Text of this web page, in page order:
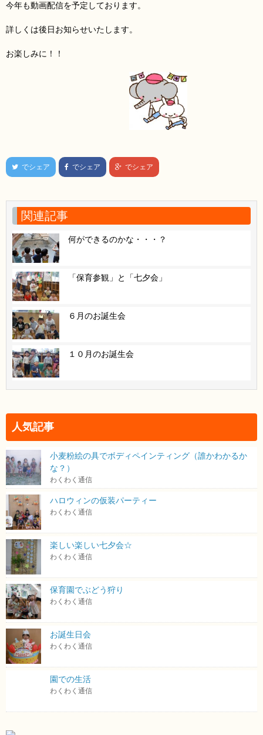
今年も動画配信を予定しております。
詳しくは後日お知らせいたします。
お楽しみに！！
でシェア でシェア でシェア
関連記事
何ができるのかな・・・？
「保育参観」と「七夕会」
６月のお誕生会
１０月のお誕生会
人気記事
小麦粉絵の具でボディペインティング（誰かわかるか
な？）
わくわく通信
ハロウィンの仮装パーティー
わくわく通信
楽しい楽しい七夕会☆
わくわく通信
保育園でぶどう狩り
わくわく通信
お誕生日会
わくわく通信
園での生活
わくわく通信